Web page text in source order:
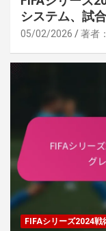
システム、試
05/02/2026 著者
FIFAシリーズ2024戦